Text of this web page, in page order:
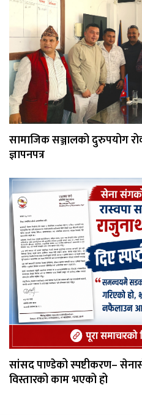
सामाजिक सञ्जालको दुरुपयोग
ज्ञापनपत्र
सांसद पाण्डेको स्पष्टीकरण–
विस्तारको काम भएको हो